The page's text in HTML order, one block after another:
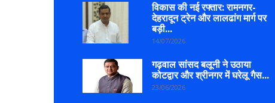
विकास की नई रफ्तार: रामनगर-
देहरादून ट्रेन और लालढांग मार्ग पर
बड़ी...
14/07/2026
गढ़वाल सांसद बलूनी ने उठाया
कोटद्वार और श्रीनगर में घरेलू गैस...
23/06/2026